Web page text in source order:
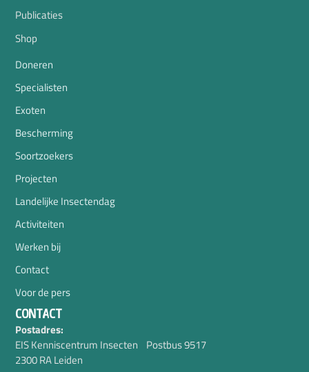
Publicaties
Shop
Doneren
Specialisten
Exoten
Bescherming
Soortzoekers
Projecten
Landelijke Insectendag
Activiteiten
Werken bij
Contact
Voor de pers
CONTACT
Postadres:
EIS Kenniscentrum Insecten Postbus 9517
2300 RA Leiden